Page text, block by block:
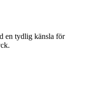
en tydlig känsla för